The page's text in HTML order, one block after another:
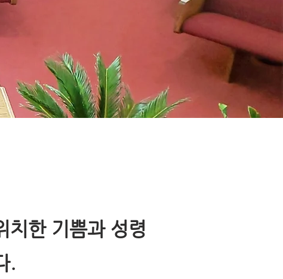
치한 기쁨과 성령
.